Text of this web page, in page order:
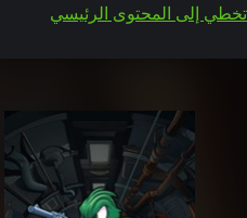
تخطي إلى المحتوى الرئيسي